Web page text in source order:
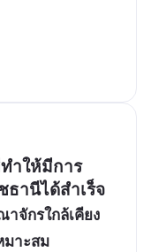
ธานีได้สำเร็จ
จักรใกล้เคียง
มาะสม